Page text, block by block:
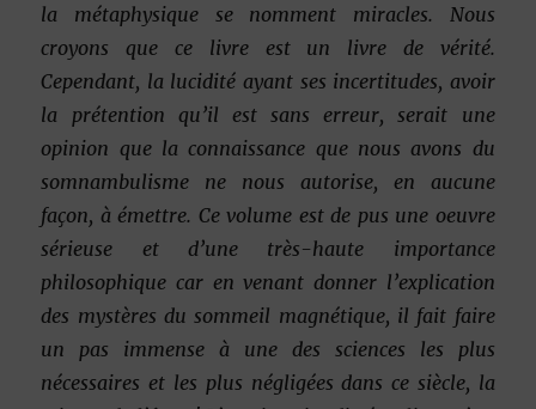
la métaphysique se nomment miracles. Nous
croyons que ce livre est un livre de vérité.
Cependant, la lucidité ayant ses incertitudes, avoir
la prétention qu’il est sans erreur, serait une
opinion que la connaissance que nous avons du
somnambulisme ne nous autorise, en aucune
façon, à émettre. Ce volume est de pus une oeuvre
sérieuse et d’une très-haute importance
philosophique car en venant donner l’explication
des mystères du sommeil magnétique, il fait faire
un pas immense à une des sciences les plus
nécessaires et les plus négligées dans ce siècle, la